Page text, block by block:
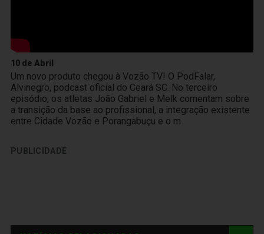
10 de Abril
Um novo produto chegou à Vozão TV! O PodFalar,
Alvinegro, podcast oficial do Ceará SC. No terceiro
episódio, os atletas João Gabriel e Melk comentam sobre
a transição da base ao profissional, a integração existente
entre Cidade Vozão e Porangabuçu e o m
PUBLICIDADE